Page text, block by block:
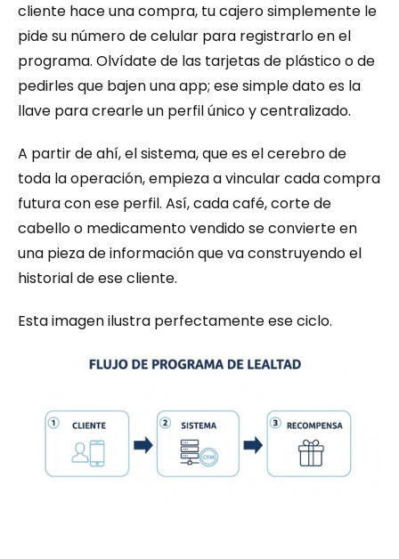
cliente hace una compra, tu cajero simplemente le
pide su número de celular para registrarlo en el
programa. Olvídate de las tarjetas de plástico o de
pedirles que bajen una app; ese simple dato es la
llave para crearle un perfil único y centralizado.
A partir de ahí, el sistema, que es el cerebro de
toda la operación, empieza a vincular cada compra
futura con ese perfil. Así, cada café, corte de
cabello o medicamento vendido se convierte en
una pieza de información que va construyendo el
historial de ese cliente.
Esta imagen ilustra perfectamente ese ciclo.